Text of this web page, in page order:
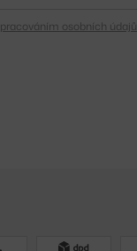
osobních údajů